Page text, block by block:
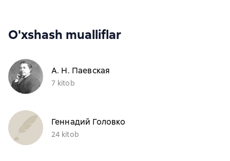
O'xshash mualliflar
А. Н. Паевская
7 kitob
Геннадий Головко
24 kitob